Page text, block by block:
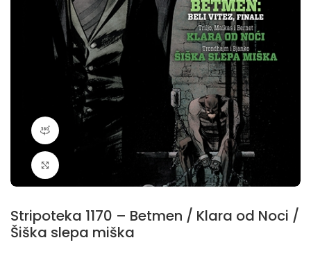
360 product view
Klikni da povečaš
Stripoteka 1170 – Betmen / Klara od Noci /
Šiška slepa miška